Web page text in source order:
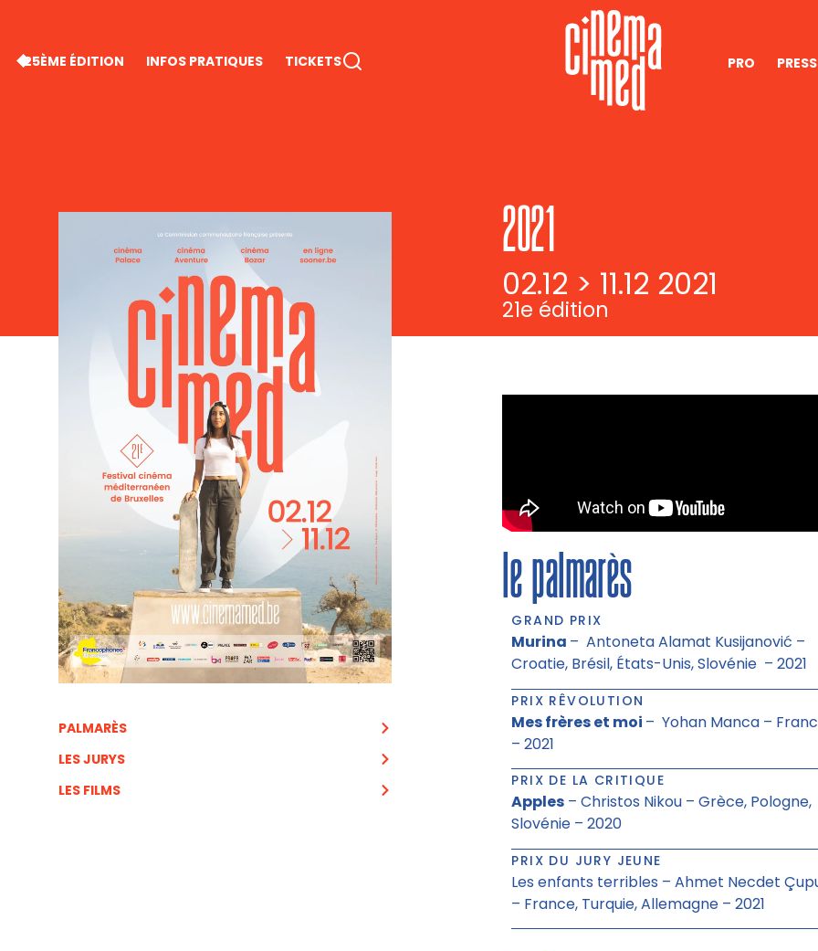
25ÈME ÉDITION INFOS PRATIQUES TICKETS PRO
2021
02.12 > 11.12 2021
21e édition
PALMARÈS
LES JURYS
LES FILMS
le palmarès
GRAND PRIX
Murina – Antoneta Alamat Kusijanović –
Croatie, Brésil, États-Unis, Slovénie – 2021
PRIX RÊVOLUTION
Mes frères et moi – Yohan Manca –
– 2021
PRIX DE LA CRITIQUE
Apples – Christos Nikou – Grèce, Pologne,
Slovénie – 2020
PRIX DU JURY JEUNE
Les enfants terribles – Ahmet Necdet
– France, Turquie, Allemagne – 2021